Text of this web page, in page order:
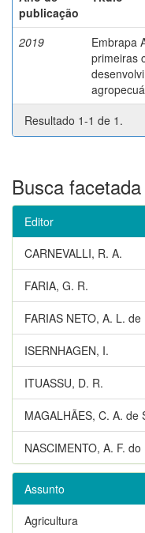
publicação
2019
Embrapa
primeiras
Resultado 1-1 de 1.
Busca facetada
Editor
CARNEVALLI, R. A.
FARIA, G. R.
FARIAS NETO, A. L. de
ISERNHAGEN, I.
ITUASSU, D. R.
MAGALHÃES, C. A. de
NASCIMENTO, A. F. do
Assunto
Agricultura